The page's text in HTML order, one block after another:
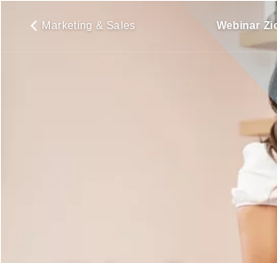
Marketing & Sales Webinar